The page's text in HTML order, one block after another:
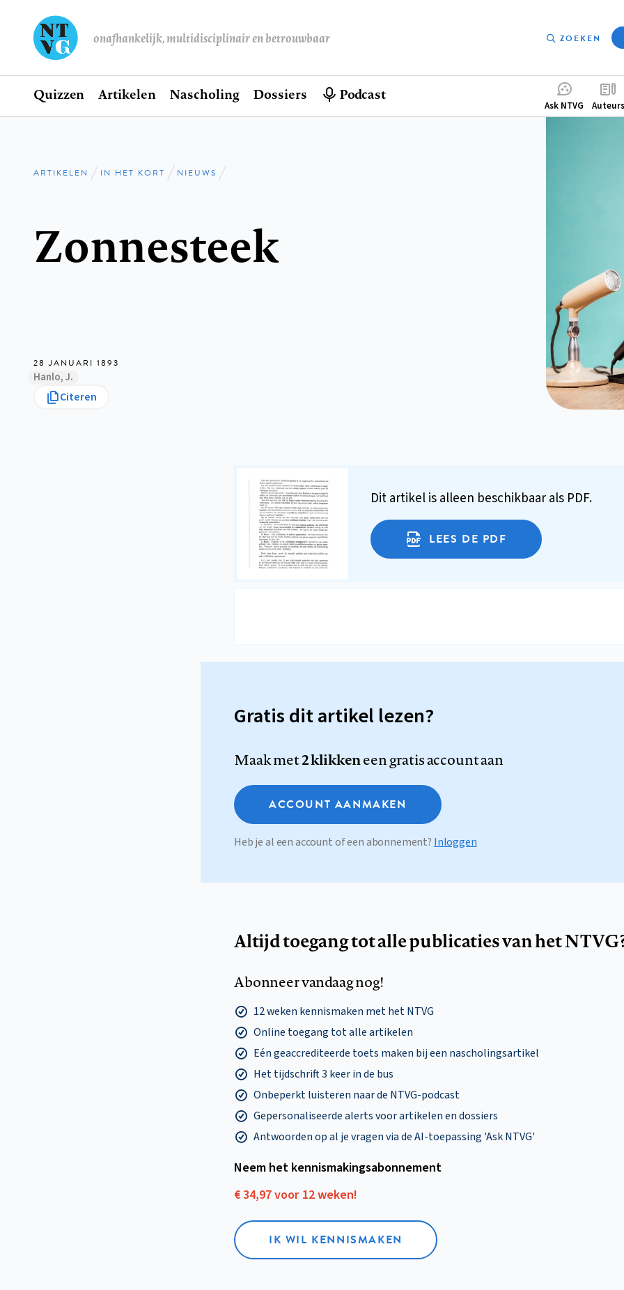
onafhankelijk, multidisciplinair en betrouwbaar ZOEKEN
Hoofdnavigatie
Home
Quizzen Artikelen Nascholing Dossiers Podcast
Ask NTVG Auteurs
Kruimelpad
ARTIKELEN IN HET KORT NIEUWS
Zonnesteek
28 JANUARI 1893
Hanlo, J.
Citeren
Dit artikel is alleen beschikbaar als PDF.
LEES DE PDF
Gratis dit artikel lezen?
Maak met2 klikkeneen gratis account aan
ACCOUNT AANMAKEN
Heb je al een account of een abonnement? Inloggen
Altijd toegang tot alle publicaties van het
Abonneer vandaag nog!
12 weken kennismaken met het NTVG
Online toegang tot alle artikelen
Eén geaccrediteerde toets maken bij een nascholingsartikel
Het tijdschrift 3 keer in de bus
Onbeperkt luisteren naar de NTVG-podcast
Gepersonaliseerde alerts voor artikelen en dossiers
Antwoorden op al je vragen via de AI-toepassing 'Ask NTVG'
Neem het kennismakings­abonnement
€ 34,97 voor 12 weken!
IK WIL KENNISMAKEN